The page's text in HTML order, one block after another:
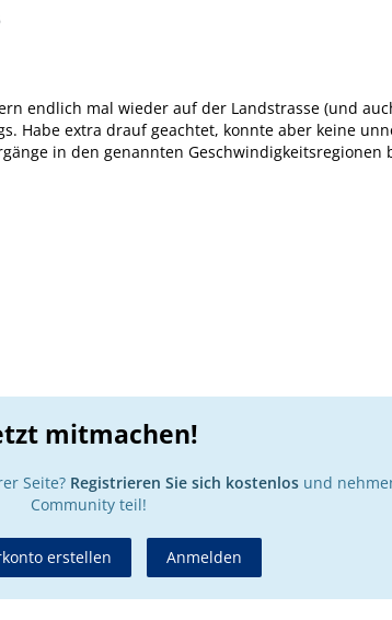
endlich mal wieder auf der Landstrasse (und
Habe extra drauf geachtet, konnte aber keine
in den genannten Geschwindigkeitsregionen
mitmachen!
Seite? Registrieren Sie sich kostenlos und
Community teil!
erstellen Anmelden